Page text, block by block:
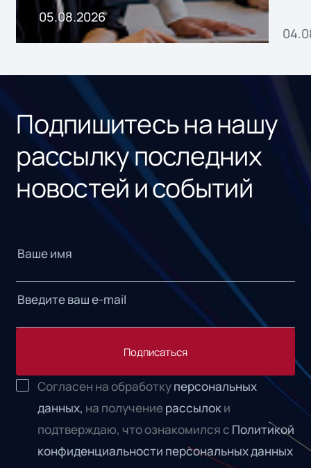
05.08.2026
Подпишитесь на нашу
рассылку последних
новостей и событий
Подписаться
Согласен на обработкуперсональных
данных, на получениерассылоки
подтверждаю, что ознакомился с Политикой
конфиденциальности персональных данных